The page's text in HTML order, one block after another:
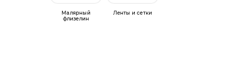
Малярный
флизелин
Ленты и сетки